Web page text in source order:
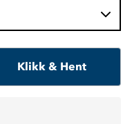
Klikk & Hent